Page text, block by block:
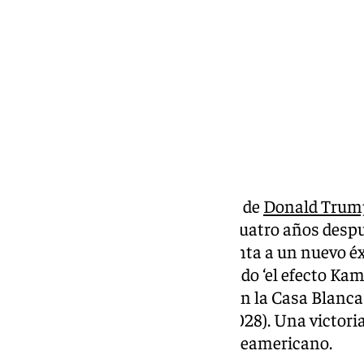
Ya es oficial la victoria electoral de Donald
cuatro años
demócrata Joe Biden. Todo apunta a un
Partido Republicano desactivando ‘el efecto
principio, cumplirá ocho años en la Casa
separados (2017-2021 y 2024-2028). Una
aciaga para el progresismo norteamericano.